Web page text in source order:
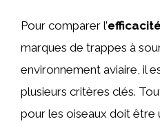
Pour comparer l’efficacité
marques de trappes à
environnement aviaire, il
plusieurs critères clés.
pour les oiseaux doit être